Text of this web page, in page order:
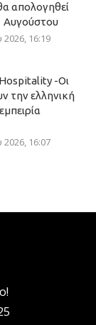
απολογηθεί
Αυγούστου
16:19
-Οι
την ελληνική
16:07